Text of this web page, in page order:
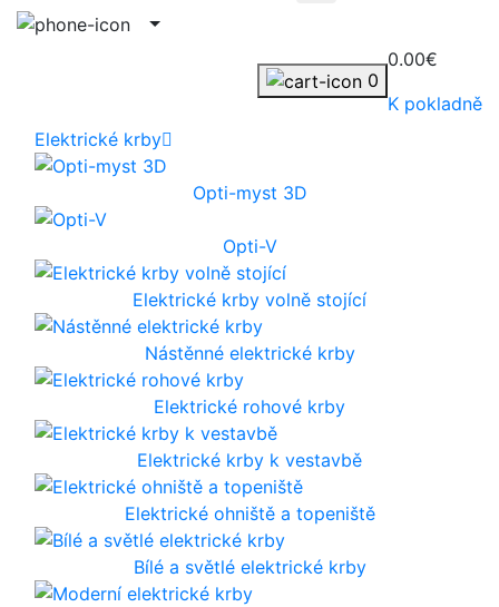
0
0.00€
K pokladně
Elektrické krby
Opti-myst 3D
Opti-V
Elektrické krby volně stojící
Nástěnné elektrické krby
Elektrické rohové krby
Elektrické krby k vestavbě
Elektrické ohniště a topeniště
Bílé a světlé elektrické krby